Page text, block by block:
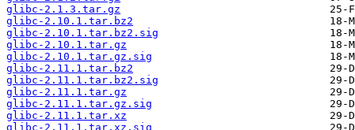
glibc-2.1.3.tar.gz
glibc-2.10.1.tar.bz2
glibc-2.10.1.tar.bz2.sig
glibc-2.10.1.tar.gz
glibc-2.10.1.tar.gz.sig
glibc-2.11.1.tar.bz2
glibc-2.11.1.tar.bz2.sig
glibc-2.11.1.tar.gz
glibc-2.11.1.tar.gz.sig
glibc-2.11.1.tar.xz
glibc-2.11.1.tar.xz.sig